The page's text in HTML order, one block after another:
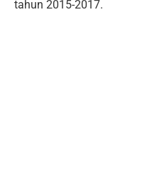
tahun 2015-2017.